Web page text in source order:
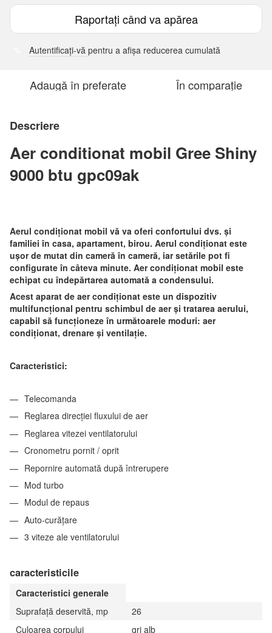
Raportați când va apărea
Autentificați-vă pentru a afișa reducerea cumulată
Adaugă în preferate În comparație
Descriere
Aer conditionat mobil Gree Shiny
9000 btu gpc09ak
Aerul condiționat mobil vă va oferi confortului dvs. și
familiei în casa, apartament, birou. Aerul condiționat este
ușor de mutat din cameră în cameră, iar setările pot fi
configurate în câteva minute. Aer condiționat mobil este
echipat cu îndepărtarea automată a condensului.
Acest aparat de aer condiționat este un dispozitiv
multifuncțional pentru schimbul de aer și tratarea aerului,
capabil să funcționeze în următoarele moduri: aer
condiționat, drenare și ventilație.
Caracteristici:
Telecomanda
Reglarea direcției fluxului de aer
Reglarea vitezei ventilatorului
Cronometru pornit / oprit
Repornire automată după întrerupere
Mod turbo
Modul de repaus
Auto-curățare
3 viteze ale ventilatorului
caracteristicile
Caracteristici generale
Suprafață deservită, mp
26
Culoarea corpului
gri alb